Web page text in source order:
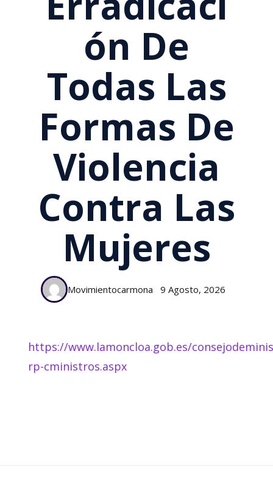
Ón De
Todas Las
Formas De
Violencia
Contra Las
Mujeres
Movimientocarmona 9 Agosto, 2026
https://www.lamoncloa.gob.es/
rp-cministros.aspx